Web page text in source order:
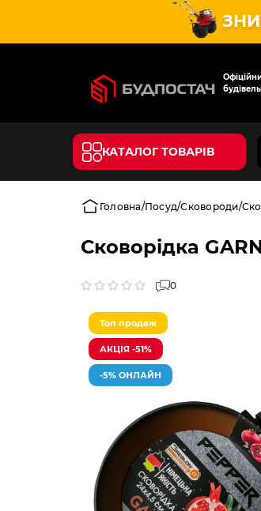
КАТАЛОГ ТОВАРІВ
Головна Посуд Сковороди
Сковорідка
0
Топ продаж
АКЦІЯ -51%
-5% ОНЛАЙН